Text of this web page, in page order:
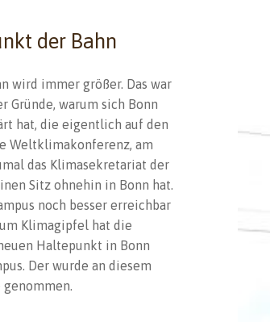
der Bahn
wird immer größer. Das war
Gründe, warum sich Bonn
hat, die eigentlich auf den
Weltklimakonferenz, am
das Klimasekretariat der
Sitz ohnehin in Bonn hat.
noch besser erreichbar
Klimagipfel hat die
Haltepunkt in Bonn
Der wurde an diesem